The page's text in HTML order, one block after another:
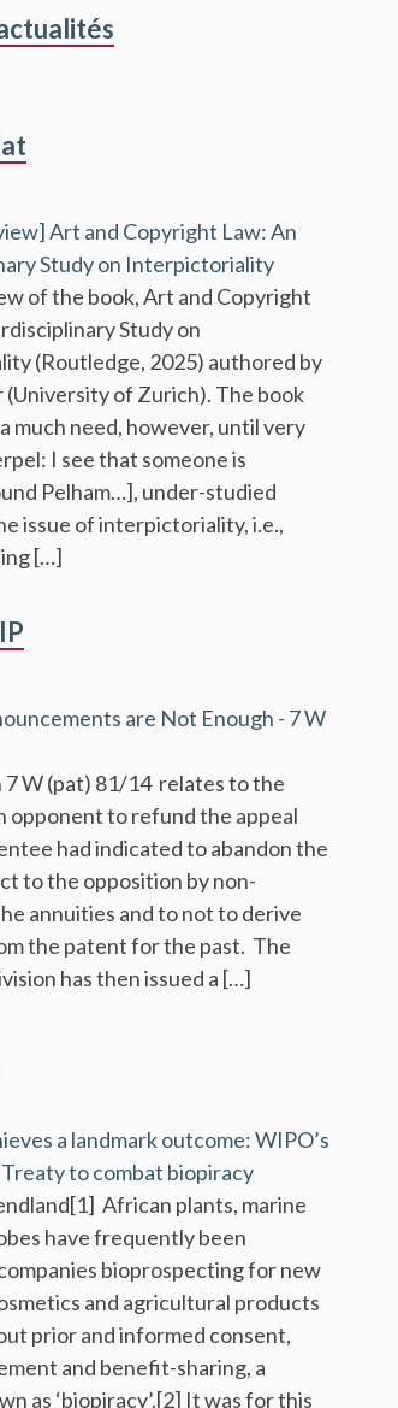
Art and Copyright Law: An
Study on Interpictoriality
of the book, Art and Copyright
Study on
(Routledge, 2025) authored by
(University of Zurich). The book
much need, however, until very
I see that someone is
Pelham…], under-studied
issue of interpictoriality, i.e.,
[…]
are Not Enough - 7 W
7 W (pat) 81/14 relates to the
opponent to refund the appeal
had indicated to abandon the
to the opposition by non-
annuities and to not to derive
the patent for the past. The
has then issued a […]
a landmark outcome: WIPO’s
to combat biopiracy
African plants, marine
have frequently been
bioprospecting for new
and agricultural products
prior and informed consent,
and benefit-sharing, a
as ‘biopiracy’.[2] It was for this